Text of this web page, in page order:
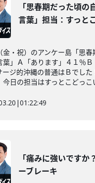
「思春期だった頃の
言葉」担当：すっと
金・祝）のアンケー島「思春
葉」Ａ「あります」４１％Ｂ
ージ的沖縄の普通はＢでし
今日の担当はすっとこどっこ
|01:22:49
「痛みに強いですか
ーブレーキ